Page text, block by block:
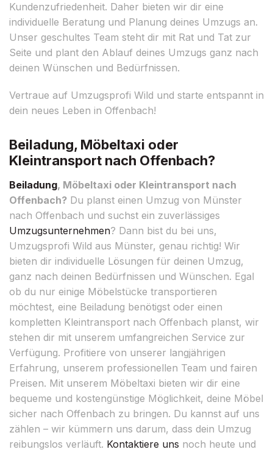
Kundenzufriedenheit. Daher bieten wir dir eine
individuelle Beratung und Planung deines Umzugs an.
Unser geschultes Team steht dir mit Rat und Tat zur
Seite und plant den Ablauf deines Umzugs ganz nach
deinen Wünschen und Bedürfnissen.
Vertraue auf Umzugsprofi Wild und starte entspannt in
dein neues Leben in Offenbach!
Beiladung, Möbeltaxi oder
Kleintransport nach Offenbach?
Beiladung, Möbeltaxi oder Kleintransport nach
Offenbach? Du planst einen Umzug von Münster
nach Offenbach und suchst ein zuverlässiges
Umzugsunternehmen? Dann bist du bei uns,
Umzugsprofi Wild aus Münster, genau richtig! Wir
bieten dir individuelle Lösungen für deinen Umzug,
ganz nach deinen Bedürfnissen und Wünschen. Egal
ob du nur einige Möbelstücke transportieren
möchtest, eine Beiladung benötigst oder einen
kompletten Kleintransport nach Offenbach planst, wir
stehen dir mit unserem umfangreichen Service zur
Verfügung. Profitiere von unserer langjährigen
Erfahrung, unserem professionellen Team und fairen
Preisen. Mit unserem Möbeltaxi bieten wir dir eine
bequeme und kostengünstige Möglichkeit, deine Möbel
sicher nach Offenbach zu bringen. Du kannst auf uns
zählen – wir kümmern uns darum, dass dein Umzug
reibungslos verläuft. Kontaktiere uns noch heute und